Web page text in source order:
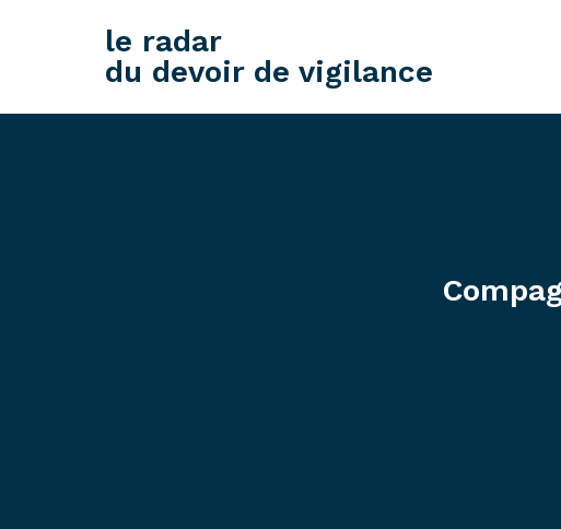
le radar
du devoir de vigilance